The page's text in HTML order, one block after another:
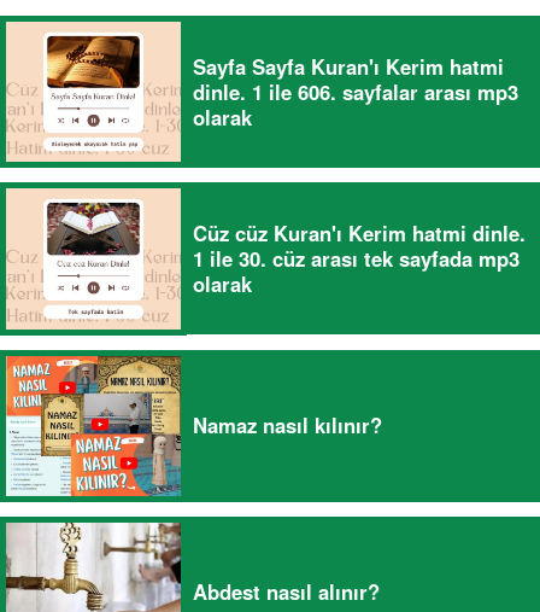
Sayfa Sayfa Kuran'ı Kerim hatmi
dinle. 1 ile 606. sayfalar arası mp3
olarak
Cüz cüz Kuran'ı Kerim hatmi dinle.
1 ile 30. cüz arası tek sayfada mp3
olarak
Namaz nasıl kılınır?
Abdest nasıl alınır?